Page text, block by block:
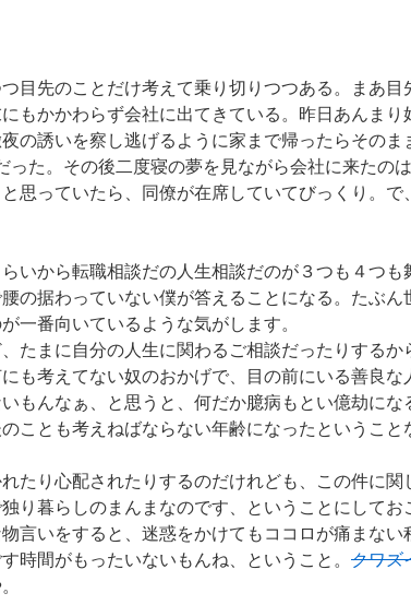
目先のことだけ考えて乗り切りつつある。まあ目
もかかわらず会社に出てきている。昨日あんまり
の誘いを察し逃げるように家まで帰ったらそのま
った。その後二度寝の夢を見ながら会社に来たの
思っていたら、同僚が在席していてびっくり。で
いから転職相談だの人生相談だのが３つも４つも
の据わっていない僕が答えることになる。たぶん
一番向いているような気がします。
たまに自分の人生に関わるご相談だったりするか
も考えてない奴のおかげで、目の前にいる善良な
もんなぁ、と思うと、何だか臆病もとい億劫にな
ことも考えねばならない年齢になったということ
たり心配されたりするのだけれども、この件に関
り暮らしのまんまなのです、ということにしてお
言いをすると、迷惑をかけてもココロが痛まない
時間がもったいないもんね、ということ。 クワズ